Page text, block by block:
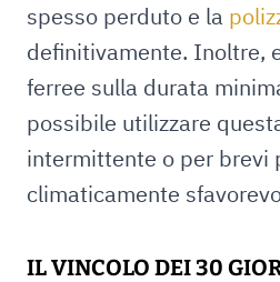
spesso perduto e la
definitivamente. Inoltre,
ferree sulla durata
possibile utilizzare
intermittente o per brevi
climaticamente
IL VINCOLO DEI 30